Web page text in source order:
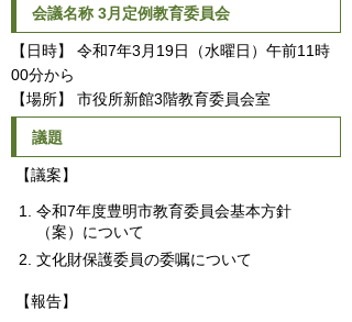
会議名称 3月定例教育委員会
【日時】 令和7年3月19日（水曜日）午前11時
00分から
【場所】 市役所新館3階教育委員会室
議題
【議案】
令和7年度豊明市教育委員会基本方針
（案）について
文化財保護委員の委嘱について
【報告】